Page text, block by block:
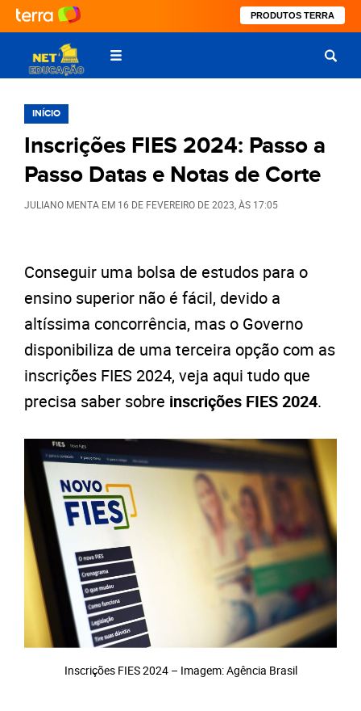
PRODUTOS TERRA
INÍCIO
Inscrições FIES 2024: Passo a
Passo Datas e Notas de Corte
JULIANO MENTA EM 16 DE FEVEREIRO DE 2023 , ÀS 17:05
Conseguir uma bolsa de estudos para o
ensino superior não é fácil, devido a
altíssima concorrência, mas o Governo
disponibiliza de uma terceira opção com as
inscrições FIES 2024, veja aqui tudo que
precisa saber sobre inscrições FIES 2024.
Inscrições FIES 2024 – Imagem: Agência Brasil